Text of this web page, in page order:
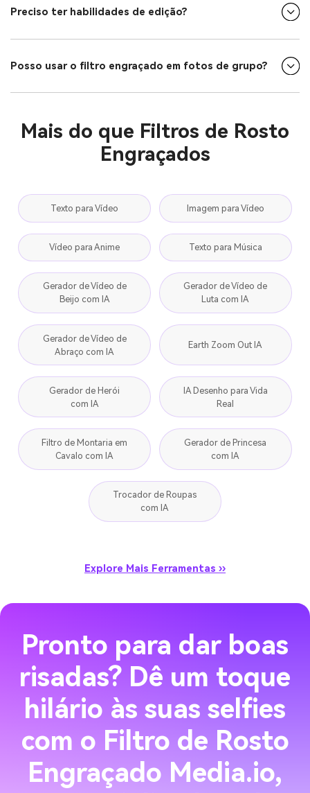
Preciso ter habilidades de edição?
Posso usar o filtro engraçado em fotos de grupo?
Mais do que Filtros de Rosto
Engraçados
Texto para Vídeo Imagem para Vídeo
Vídeo para Anime Texto para Música
Gerador de Vídeo de
Beijo com IA
Gerador de Vídeo de
Luta com IA
Gerador de Vídeo de
Abraço com IA
Earth Zoom Out IA
Gerador de Herói
com IA
IA Desenho para Vida
Real
Filtro de Montaria em
Cavalo com IA
Gerador de Princesa
com IA
Trocador de Roupas
com IA
Explore Mais Ferramentas ››
Pronto para dar boas
risadas? Dê um toque
hilário às suas selfies
com o Filtro de Rosto
Engraçado Media.io,